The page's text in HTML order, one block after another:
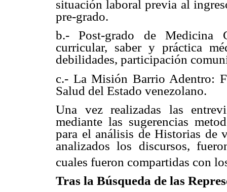
situación laboral previa al
pre-grado.
b.- Post-grado de Medicina
curricular, saber y práctica
debilidades, participación
c.- La Misión Barrio Adentro:
Salud del Estado venezolano.
Una vez realizadas las
mediante las sugerencias
para el análisis de Historias de
analizados los discursos,
cuales fueron compartidas con
Tras la Búsqueda de las